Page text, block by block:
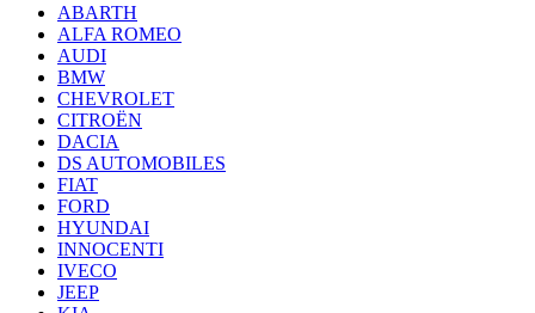
ABARTH
ALFA ROMEO
AUDI
BMW
CHEVROLET
CITROËN
DACIA
DS AUTOMOBILES
FIAT
FORD
HYUNDAI
INNOCENTI
IVECO
JEEP